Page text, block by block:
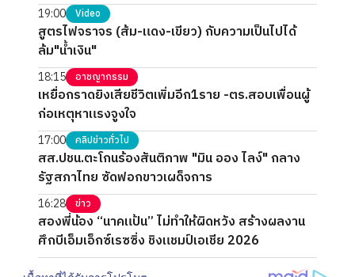
19:00 Video
สูตรไฟจราจร (ส้ม-แดง-เขียว) กับความเป็นไปได้
ล้ม"น้ำเงิน"
18:15 อาชญากรรม
เหยื่อกราดยิงเสียชีวิตเพิ่มอีก1ราย -ตร.สอบเพื่อนผู้
ก่อเหตุหาแรงจูงใจ
17:00 คลิปข่าวทั่วไป
สส.ปชน.ตะโกนร้องสันติภาพ "มิน ออง ไลง์" กลาง
รัฐสภาไทย ซัดฟอกขาวเผด็จการ
16:28 ข่าว
สองพี่น้อง “นาคแป้น” ไม่ทำให้ผิดหวัง สร้างผลงาน
ศึกบีเอ็มเอ็กซ์เรซซิ่ง ชิงแชมป์เอเชีย 2026